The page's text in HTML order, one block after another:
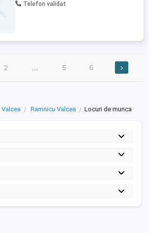
Telefon validat
2 5 6 ›
Valcea Ramnicu Valcea Locuri de munca